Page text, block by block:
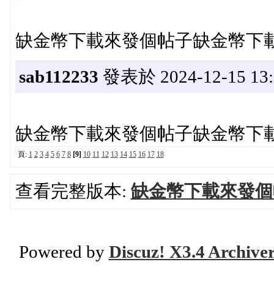
缺金幣下載來發個帖子缺金幣下
sab112233 發表於 2024-12-15
缺金幣下載來發個帖子缺金幣下
頁: 1 2 3 4 5 6 7 8 [9] 10 11 12 13 14 15 16 17 18
查看完整版本: 缺金幣下載來發
Powered by Discuz! X3.4